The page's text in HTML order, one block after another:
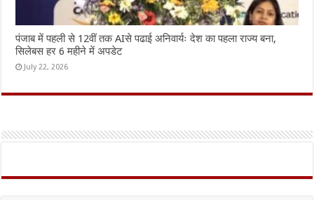
पंजाब में पहली से 12वीं तक AIसे पढाई अनिवार्यः देश का पहला राज्य बना,
सिलेबस हर 6 महीने में अपडेट
July 22, 2026